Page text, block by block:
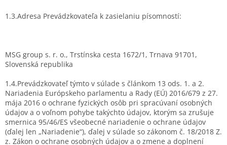
1.3.Adresa Prevádzkovateľa k zasielaniu písomností:
MSG group s. r. o., Trstínska cesta 1672/1, Trnava 91701,
Slovenská republika
1.4.Prevádzkovateľ týmto v súlade s článkom 13 ods. 1. a 2.
Nariadenia Európskeho parlamentu a Rady (EÚ) 2016/679 z 27.
mája 2016 o ochrane fyzických osôb pri spracúvaní osobných
údajov a o voľnom pohybe takýchto údajov, ktorým sa zrušuje
smernica 95/46/ES všeobecné nariadenie o ochrane údajov
(ďalej len „Nariadenie“), ďalej v súlade so zákonom č. 18/2018 Z.
z. Zákon o ochrane osobných údajov a o zmene a doplnení